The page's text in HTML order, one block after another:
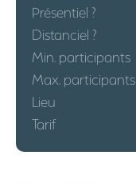
Présentiel ?
Distanciel ?
Min. participants
Max. participants
Lieu
Tarif